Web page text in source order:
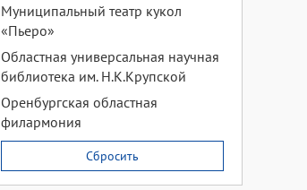
Муниципальный театр кукол
«Пьеро»
Областная универсальная научная
библиотека им. Н.К.Крупской
Оренбургская областная
филармония
Сбросить